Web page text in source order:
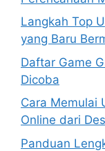
Langkah Top
yang Baru
Daftar Game
Dicoba
Cara Memulai
Online dari
Panduan